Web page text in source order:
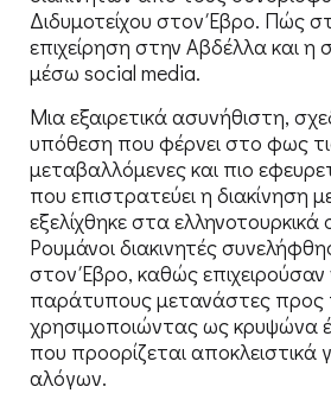
Διδυμοτείχου στον Έβρο. Πώς
επιχείρηση στην Αβδέλλα και
μέσω social media.
Μια εξαιρετικά ασυνήθιστη,
υπόθεση που φέρνει στο φως
μεταβαλλόμενες και πιο
που επιστρατεύει η διακίνηση
εξελίχθηκε στα
Ρουμάνοι διακινητές
στον Έβρο, καθώς
παράτυπους μετανάστες προς
χρησιμοποιώντας ως κρυψώνα
που προορίζεται
αλόγων.